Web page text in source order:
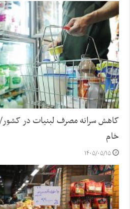
کاهش سرانه مصرف لبنیات در کشور/
خام
۱۴۰۵/۰۵/۱۵